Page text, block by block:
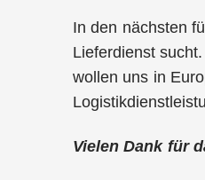
In den nächsten
Lieferdienst
wollen uns in
Vielen Dank für